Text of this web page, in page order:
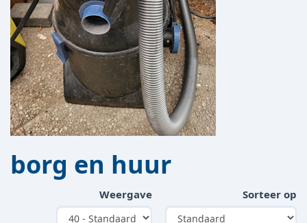
borg en huur
Weergave Sorteer op